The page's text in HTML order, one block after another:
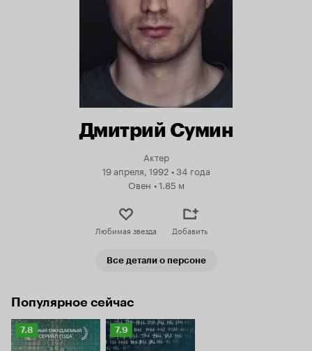
Дмитрий Сумин
Актер
19 апреля, 1992 •34 года
Овен •1.85 м
Любимая звезда Добавить
Все детали о персоне
Популярное сейчас
Рейтинг
Кинопоиска
7.8
Рейтинг
Кинопоиска
7.9